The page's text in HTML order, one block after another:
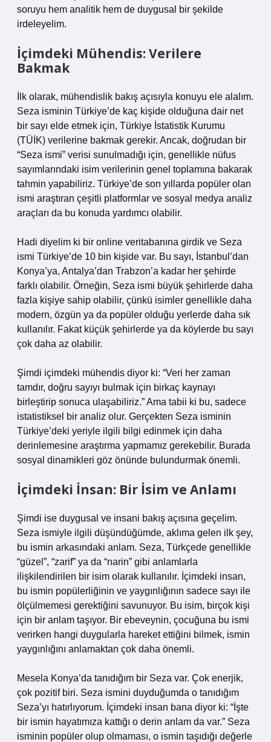
soruyu hem analitik hem de duygusal bir şekilde
irdeleyelim.
İçimdeki Mühendis: Verilere
Bakmak
İlk olarak, mühendislik bakış açısıyla konuyu ele alalım.
Seza isminin Türkiye’de kaç kişide olduğuna dair net
bir sayı elde etmek için, Türkiye İstatistik Kurumu
(TÜİK) verilerine bakmak gerekir. Ancak, doğrudan bir
“Seza ismi” verisi sunulmadığı için, genellikle nüfus
sayımlarındaki isim verilerinin genel toplamına bakarak
tahmin yapabiliriz. Türkiye’de son yıllarda popüler olan
ismi araştıran çeşitli platformlar ve sosyal medya analiz
araçları da bu konuda yardımcı olabilir.
Hadi diyelim ki bir online veritabanına girdik ve Seza
ismi Türkiye’de 10 bin kişide var. Bu sayı, İstanbul’dan
Konya’ya, Antalya’dan Trabzon’a kadar her şehirde
farklı olabilir. Örneğin, Seza ismi büyük şehirlerde daha
fazla kişiye sahip olabilir, çünkü isimler genellikle daha
modern, özgün ya da popüler olduğu yerlerde daha sık
kullanılır. Fakat küçük şehirlerde ya da köylerde bu sayı
çok daha az olabilir.
Şimdi içimdeki mühendis diyor ki: “Veri her zaman
tamdır, doğru sayıyı bulmak için birkaç kaynayı
birleştirip sonuca ulaşabiliriz.” Ama tabii ki bu, sadece
istatistiksel bir analiz olur. Gerçekten Seza isminin
Türkiye’deki yeriyle ilgili bilgi edinmek için daha
derinlemesine araştırma yapmamız gerekebilir. Burada
sosyal dinamikleri göz önünde bulundurmak önemli.
İçimdeki İnsan: Bir İsim ve Anlamı
Şimdi ise duygusal ve insani bakış açısına geçelim.
Seza ismiyle ilgili düşündüğümde, aklıma gelen ilk şey,
bu ismin arkasındaki anlam. Seza, Türkçede genellikle
“güzel”, “zarif” ya da “narin” gibi anlamlarla
ilişkilendirilen bir isim olarak kullanılır. İçimdeki insan,
bu ismin popülerliğinin ve yaygınlığının sadece sayı ile
ölçülmemesi gerektiğini savunuyor. Bu isim, birçok kişi
için bir anlam taşıyor. Bir ebeveynin, çocuğuna bu ismi
verirken hangi duygularla hareket ettiğini bilmek, ismin
yaygınlığını anlamaktan çok daha önemli.
Mesela Konya’da tanıdığım bir Seza var. Çok enerjik,
çok pozitif biri. Seza ismini duyduğumda o tanıdığım
Seza’yı hatırlıyorum. İçimdeki insan bana diyor ki: “İşte
bir ismin hayatımıza kattığı o derin anlam da var.” Seza
isminin popüler olup olmaması, o ismin taşıdığı değerle